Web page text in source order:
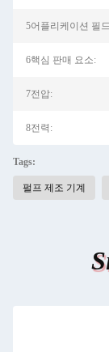
5어플리케이션 필
6핵심 판매 요소:
7전압:
8전력:
Tags:
펄프 제조 기계